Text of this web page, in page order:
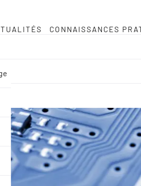
CONNAISSANCES